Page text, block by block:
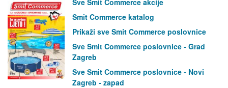
Sve Smit Commerce akcije
Smit Commerce katalog
Prikaži sve Smit Commerce poslovnice
Sve Smit Commerce poslovnice - Grad
Zagreb
Sve Smit Commerce poslovnice - Novi
Zagreb - zapad